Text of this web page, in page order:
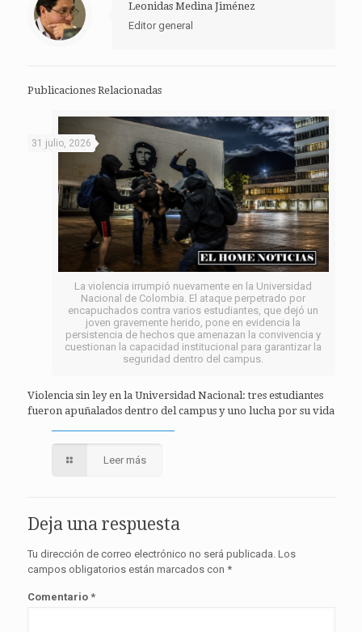
Leonidas Medina Jiménez
Editor general
Publicaciones Relacionadas
La violencia irrumpió nuevamente en la Universidad
Nacional de Colombia. El ataque perpetrado por
encapuchados contra varios estudiantes, que dejó un
joven gravemente herido, pone en evidencia la
persistencia de hechos que amenazan la convivencia y
cuestionan la capacidad institucional para garantizar la
seguridad dentro del campus.
31 julio, 2026
Violencia sin ley en la Universidad Nacional: tres estudiantes
fueron apuñalados dentro del campus y uno lucha por su vida
Leer más
Deja una respuesta
Tu dirección de correo electrónico no será publicada. Los
campos obligatorios están marcados con *
Comentario *